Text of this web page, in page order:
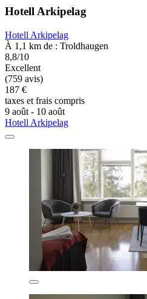
Hotell Arkipelag
Hotell Arkipelag
À 1,1 km de : Troldhaugen
8,8/10
Excellent
(759 avis)
187 €
taxes et frais compris
9 août - 10 août
Hotell Arkipelag